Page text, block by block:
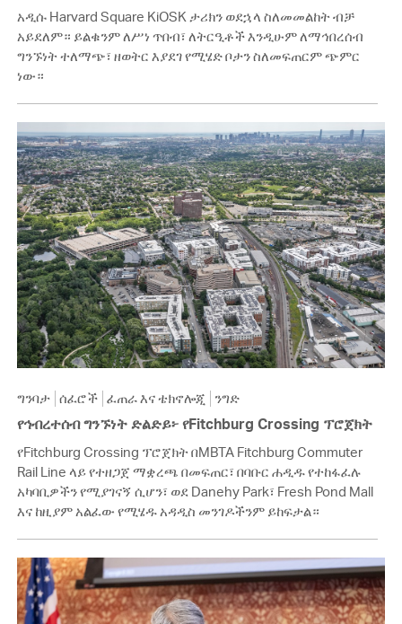
አዲሱ Harvard Square KiOSK ታሪክን ወደኋላ ስለመመልከት ብቻ
አይደለም። ይልቁንም ለሥነ ጥበብ፣ ለትርዒቶች እንዲሁም ለማኅበረሰብ
ግንኙነት ተለማጭ፣ ዘወትር እያደገ የሚሄድ ቦታን ስለመፍጠርም ጭምር
ነው።
ግንባታ ሰፈሮች ፈጠራ እና ቴክኖሎጂ ንግድ
የኅብረተሰብ ግንኙነት ድልድይ፦ የFitchburg Crossing ፕሮጀክት
የFitchburg Crossing ፕሮጀክት በMBTA Fitchburg Commuter
Rail Line ላይ የተዘጋጀ ማቋረጫ በመፍጠር፣ በባቡር ሐዲዱ የተከፋፈሉ
አካባቢዎችን የሚያገናኝ ሲሆን፣ ወደ Danehy Park፣ Fresh Pond Mall
እና ከዚያም አልፈው የሚሄዱ አዳዲስ መንገዶችንም ይከፍታል።